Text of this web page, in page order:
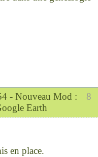
8
- Nouveau Mod :
Earth
en place.